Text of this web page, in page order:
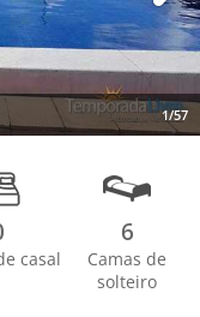
1/57
Next
casal
6
Camas de
solteiro